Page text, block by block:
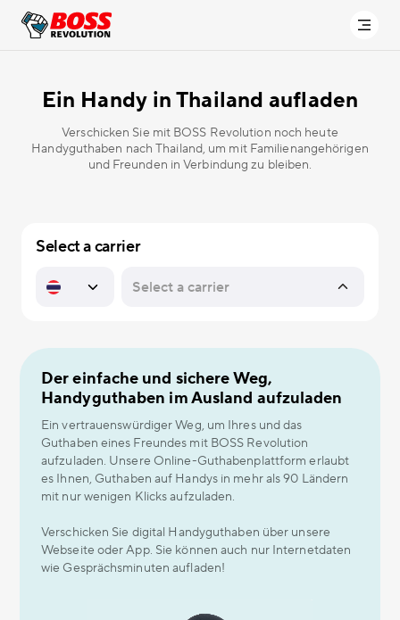
Ein Handy inThailand aufladen
Verschicken Sie mit BOSS Revolution noch heute
Handyguthaben nach Thailand, um mit Familienangehörigen
und Freunden in Verbindung zu bleiben.
Select a carrier
Der einfache und sichere Weg,
Handyguthaben im Ausland aufzuladen
Ein vertrauenswürdiger Weg, um Ihres und das
Guthaben eines Freundes mit BOSS Revolution
aufzuladen. Unsere Online-Guthabenplattform erlaubt
es Ihnen, Guthaben auf Handys in mehr als 90 Ländern
mit nur wenigen Klicks aufzuladen.
Verschicken Sie digital Handyguthaben über unsere
Webseite oder App. Sie können auch nur Internetdaten
wie Gesprächsminuten aufladen!